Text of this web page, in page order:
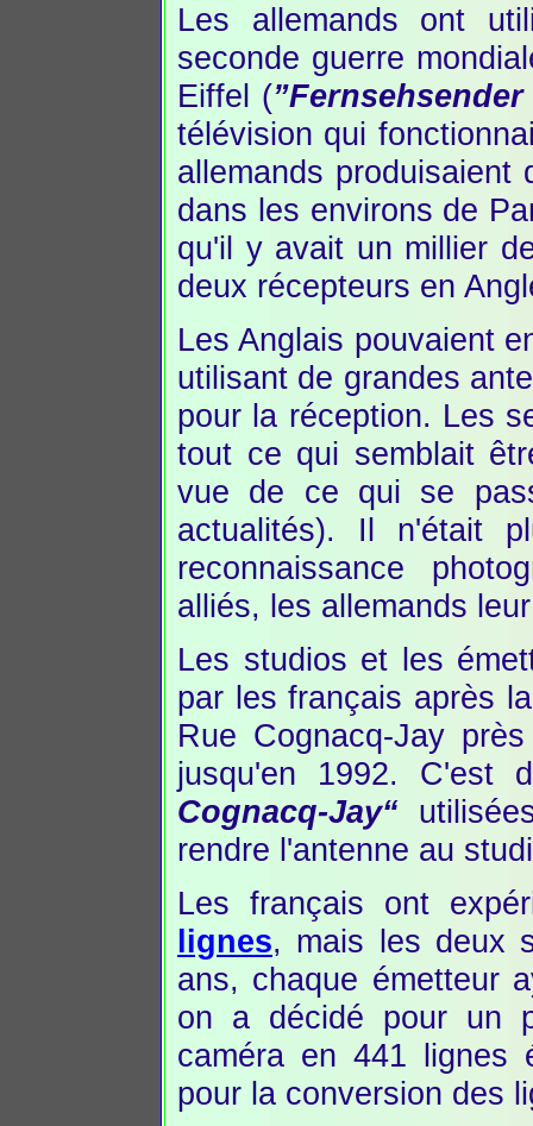
Les allemands ont
seconde guerre
Eiffel (
télévision qui
allemands produisaient
dans les environs de
qu'il y avait un millier
deux récepteurs en
Les Anglais pouvaient
utilisant de grandes
pour la réception. Les
tout ce qui semblait
vue de ce qui se
actualités). Il n'était
reconnaissance
alliés, les allemands
Les studios et les
par les français après
Rue Cognacq-Jay
jusqu'en 1992. C'est
Cognacq-Jay“
rendre l'antenne au
Les français ont
lignes, mais les deux
ans, chaque émetteur
on a décidé pour un
caméra en 441 lignes
pour la conversion des